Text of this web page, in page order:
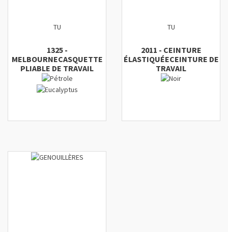
TU
1325-
MELBOURNECASQUETTE
PLIABLE DE TRAVAIL
TU
2011 - CEINTURE
ÉLASTIQUÉECEINTURE DE
TRAVAIL